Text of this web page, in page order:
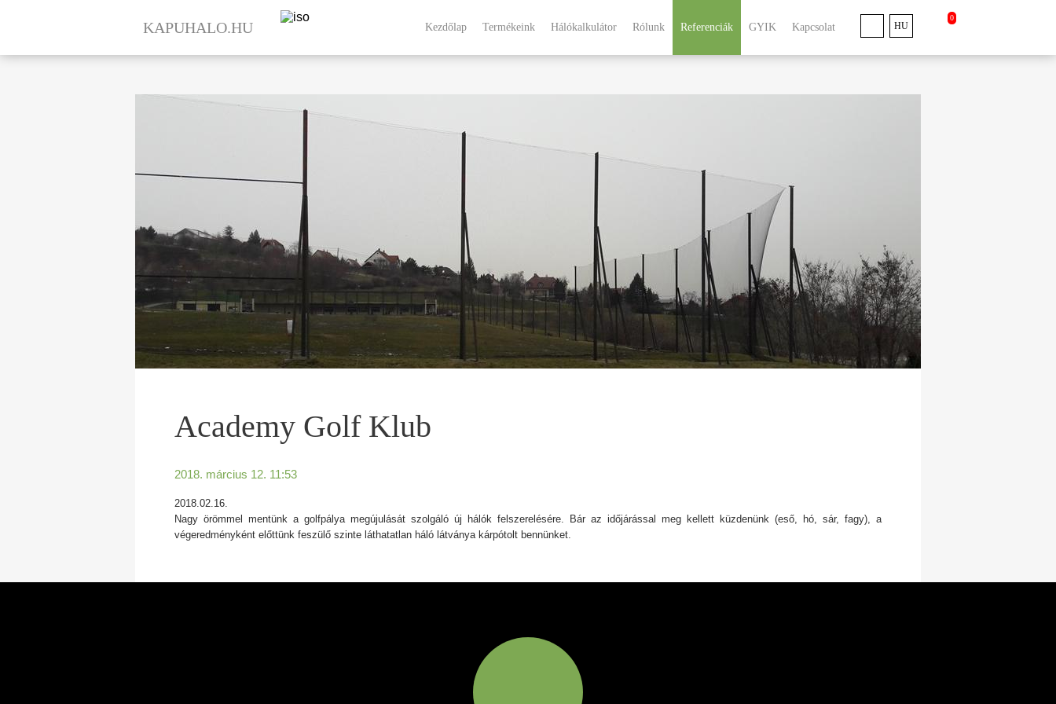
KAPUHALO.HU
0
HU
Kezdőlap Termékeink Hálókalkulátor Rólunk Referenciák GYIK Kapcsolat
Academy Golf Klub
2018. március 12. 11:53
2018.02.16.
Nagy örömmel mentünk a golfpálya megújulását szolgáló új hálók felszerelésére. Bár az időjárással meg kellett küzdenünk (eső, hó, sár, fagy), a
végeredményként előttünk feszülő szinte láthatatlan háló látványa kárpótolt bennünket.